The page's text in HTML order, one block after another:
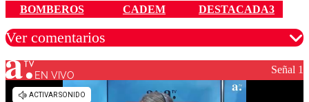
BOMBEROS CADEM DESTACADA3
Ver comentarios
Los comentarios son moderados para garantizar un
diálogo respetuoso.
EN VIVO Señal 1